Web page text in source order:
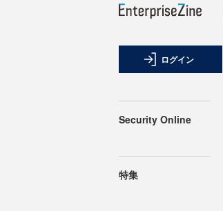
ログイン
Security Online
特集